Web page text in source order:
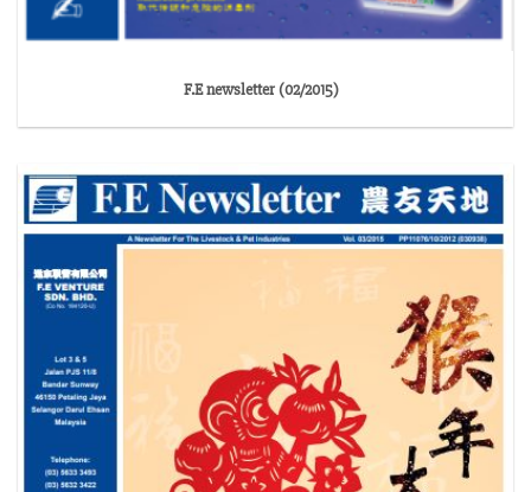
F.E newsletter (02/2015)